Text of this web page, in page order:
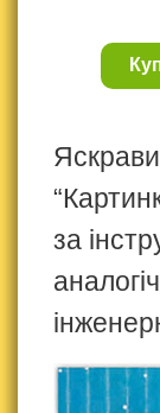
за